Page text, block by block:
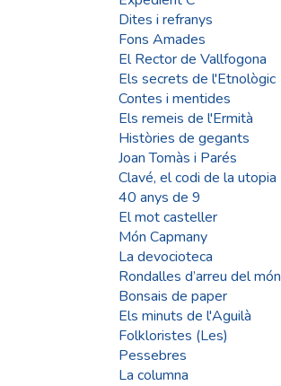
Dites i refranys
Fons Amades
El Rector de Vallfogona
Els secrets de l'Etnològic
Contes i mentides
Els remeis de l'Ermità
Històries de gegants
Joan Tomàs i Parés
Clavé, el codi de la utopia
40 anys de 9
El mot casteller
Món Capmany
La devocioteca
Rondalles d’arreu del món
Bonsais de paper
Els minuts de l'Aguilà
Folkloristes (Les)
Pessebres
La columna